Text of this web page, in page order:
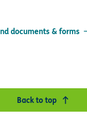
documents & forms
Back to top